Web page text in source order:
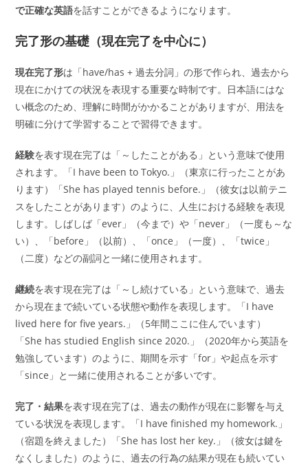
で正確な英語を話すことができるようになります。
完了形の基礎（現在完了を中心に）
現在完了形は「have/has + 過去分詞」の形で作られ、過去から
現在にかけての状況を表現する重要な時制です。日本語にはな
い概念のため、理解に時間がかかることがありますが、用法を
明確に分けて学習することで習得できます。
経験を表す現在完了は「～したことがある」という意味で使用
されます。「I have been to Tokyo.」（東京に行ったことがあ
ります）「She has played tennis before.」（彼女は以前テニ
スをしたことがあります）のように、人生における経験を表現
します。しばしば「ever」（今まで）や「never」（一度も～な
い）、「before」（以前）、「once」（一度）、「twice」
（二度）などの副詞と一緒に使用されます。
継続を表す現在完了は「～し続けている」という意味で、過去
から現在まで続いている状態や動作を表現します。「I have
lived here for five years.」（5年間ここに住んでいます）
「She has studied English since 2020.」（2020年から英語を
勉強しています）のように、期間を示す「for」や起点を示す
「since」と一緒に使用されることが多いです。
完了・結果を表す現在完了は、過去の動作が現在に影響を与え
ている状況を表現します。「I have finished my homework.」
（宿題を終えました）「She has lost her key.」（彼女は鍵を
なくしました）のように、過去の行為の結果が現在も続いてい